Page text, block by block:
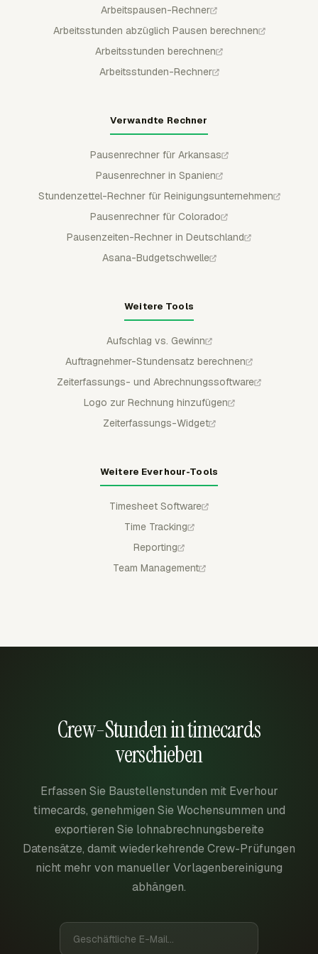
Arbeitspausen-Rechner
Arbeitsstunden abzüglich Pausen berechnen
Arbeitsstunden berechnen
Arbeitsstunden-Rechner
Verwandte Rechner
Pausenrechner für Arkansas
Pausenrechner in Spanien
Stundenzettel-Rechner für Reinigungsunternehmen
Pausenrechner für Colorado
Pausenzeiten-Rechner in Deutschland
Asana-Budgetschwelle
Weitere Tools
Aufschlag vs. Gewinn
Auftragnehmer-Stundensatz berechnen
Zeiterfassungs- und Abrechnungssoftware
Logo zur Rechnung hinzufügen
Zeiterfassungs-Widget
Weitere Everhour-Tools
Timesheet Software
Time Tracking
Reporting
Team Management
Crew-Stunden in timecards
verschieben
Erfassen Sie Baustellenstunden mit Everhour
timecards, genehmigen Sie Wochensummen und
exportieren Sie lohnabrechnungsbereite
Datensätze, damit wiederkehrende Crew-Prüfungen
nicht mehr von manueller Vorlagenbereinigung
abhängen.